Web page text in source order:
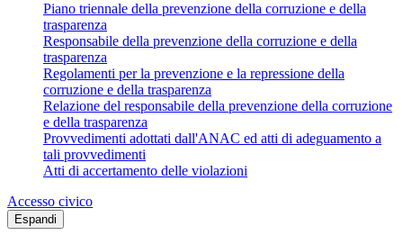
Piano triennale della prevenzione della corruzione e della
trasparenza
Responsabile della prevenzione della corruzione e della
trasparenza
Regolamenti per la prevenzione e la repressione della
corruzione e della trasparenza
Relazione del responsabile della prevenzione della corruzione
e della trasparenza
Provvedimenti adottati dall'ANAC ed atti di adeguamento a
tali provvedimenti
Atti di accertamento delle violazioni
Accesso civico
Espandi